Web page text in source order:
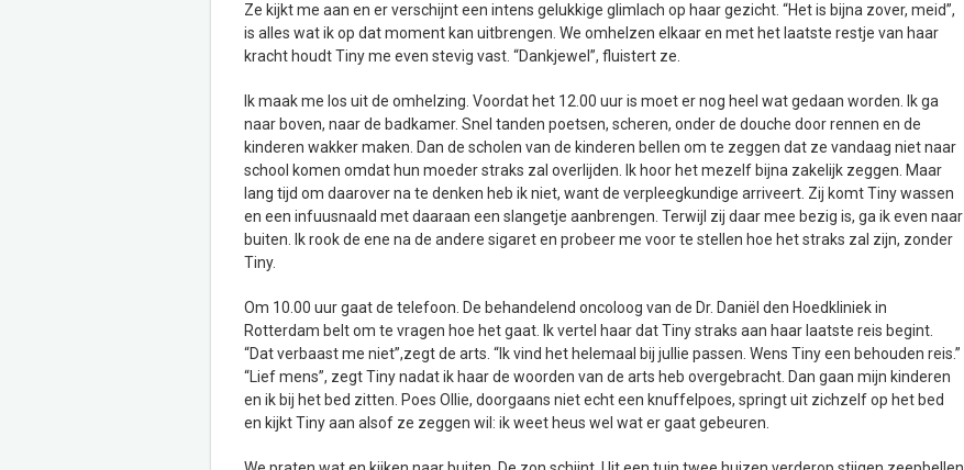
Ze kijkt me aan en er verschijnt een intens gelukkige glimlach op haar gezicht. “Het is bijna zover, meid”,
is alles wat ik op dat moment kan uitbrengen. We omhelzen elkaar en met het laatste restje van haar
kracht houdt Tiny me even stevig vast. “Dankjewel”, fluistert ze.
Ik maak me los uit de omhelzing. Voordat het 12.00 uur is moet er nog heel wat gedaan worden. Ik ga
naar boven, naar de badkamer. Snel tanden poetsen, scheren, onder de douche door rennen en de
kinderen wakker maken. Dan de scholen van de kinderen bellen om te zeggen dat ze vandaag niet naar
school komen omdat hun moeder straks zal overlijden. Ik hoor het mezelf bijna zakelijk zeggen. Maar
lang tijd om daarover na te denken heb ik niet, want de verpleegkundige arriveert. Zij komt Tiny wassen
en een infuusnaald met daaraan een slangetje aanbrengen. Terwijl zij daar mee bezig is, ga ik even naar
buiten. Ik rook de ene na de andere sigaret en probeer me voor te stellen hoe het straks zal zijn, zonder
Tiny.
Om 10.00 uur gaat de telefoon. De behandelend oncoloog van de Dr. Daniël den Hoedkliniek in
Rotterdam belt om te vragen hoe het gaat. Ik vertel haar dat Tiny straks aan haar laatste reis begint.
“Dat verbaast me niet”,zegt de arts. “Ik vind het helemaal bij jullie passen. Wens Tiny een behouden reis.”
“Lief mens”, zegt Tiny nadat ik haar de woorden van de arts heb overgebracht. Dan gaan mijn kinderen
en ik bij het bed zitten. Poes Ollie, doorgaans niet echt een knuffelpoes, springt uit zichzelf op het bed
en kijkt Tiny aan alsof ze zeggen wil: ik weet heus wel wat er gaat gebeuren.